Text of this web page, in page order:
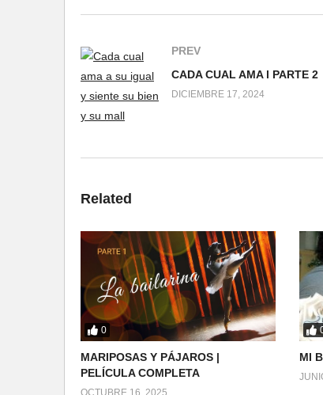
PREV
CADA CUAL AMA l PARTE 2
DICIEMBRE 17, 2024
Related
0
MARIPOSAS Y PÁJAROS |
PELÍCULA COMPLETA
OCTUBRE 16, 2025
MI